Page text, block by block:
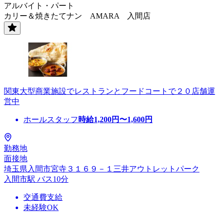
アルバイト・パート
カリー＆焼きたてナン AMARA 入間店
関東大型商業施設でレストランとフードコートで２０店舗運
営中
ホールスタッフ 時給1,200円〜1,600円
勤務地
面接地
埼玉県入間市宮寺３１６９－１三井アウトレットパーク
入間市駅 バス10分
交通費支給
未経験OK